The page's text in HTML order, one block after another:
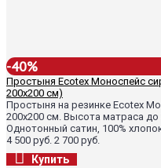
-40%
Простыня Ecotex Моноспейс
200х200 см)
Простыня на резинке Ecotex
200х200 см. Высота матраса
Однотонный сатин, 100%
4 500 руб. 2 700 руб.
Купить